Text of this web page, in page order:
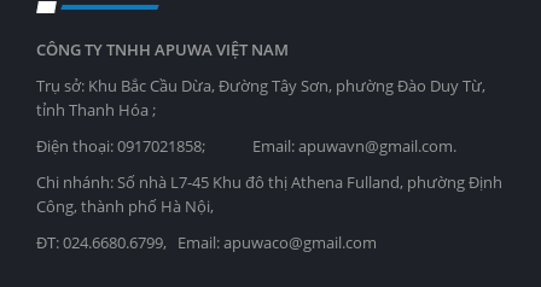
CÔNG TY TNHH APUWA VIỆT NAM
Trụ sở: Khu Bắc Cầu Dừa, Đường Tây Sơn, phường Đào Duy Từ,
tỉnh Thanh Hóa ;
Điện thoại: 0917021858; Email: apuwavn@gmail.com.
Chi nhánh: Số nhà L7-45 Khu đô thị Athena Fulland, phường Định
Công, thành phố Hà Nội,
ĐT: 024.6680.6799, Email: apuwaco@gmail.com